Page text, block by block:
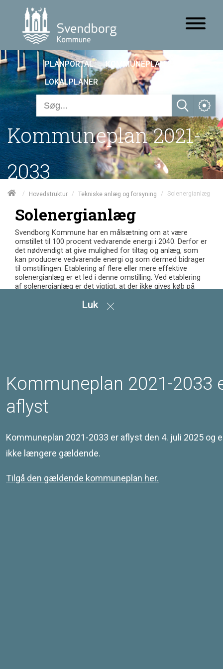
PLANPORTAL
KOMMUNEPLAN 25
LOKALPLANER
Kommuneplan 2021-
2033
/ Hovedstruktur / Tekniske anlæg og forsyning / Solenergianlæg
Solenergianlæg
Svendborg Kommune har en målsætning om at være
omstillet til 100 procent vedvarende energi i 2040. Derfor er
det nødvendigt at give mulighed for tiltag og anlæg, som
kan producere vedvarende energi og som dermed bidrager
til omstillingen. Etablering af flere eller mere effektive
solenergianlæg er et led i denne omstilling. Ved etablering
af solenergianlæg er det vigtigt, at der ikke gives køb på
solenergianlæg tilpasses omgivelserne.
Retningslinjer
Redegørelse
Luk
Kommuneplan 2021-2033
aflyst
Kommuneplan 2021-2033 er aflyst den 4. juli 2025 og
ikke længere gældende.
Tilgå den gældende kommuneplan her.